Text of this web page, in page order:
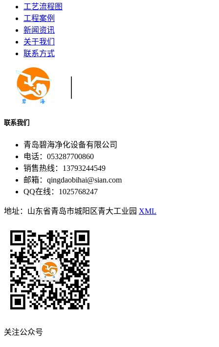
工艺流程图
工程案例
新闻资讯
关于我们
联系方式
联系我们
青岛碧海净化设备有限公司
电话：053287700860
销售热线：13793244549
邮箱：qingdaobihai@sian.com
QQ在线：1025768247
地址：山东省青岛市城阳区青大工业园 XML
关注公众号